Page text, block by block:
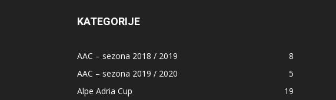
KATEGORIJE
AAC – sezona 2018 / 2019
8
AAC – sezona 2019 / 2020
5
Alpe Adria Cup
19